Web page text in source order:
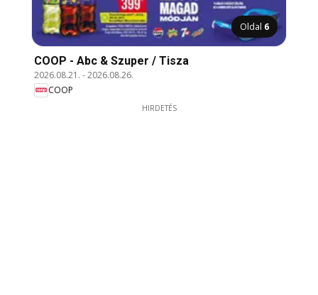
Oldal 6
COOP - Abc & Szuper / Tisza
2026.08.21. -2026.08.26.
COOP
HIRDETÉS